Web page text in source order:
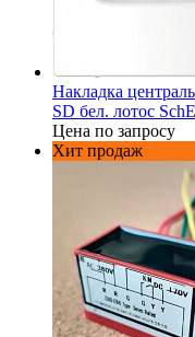
Накладка
SD бел. лотос
Цена по запросу
Хит продаж